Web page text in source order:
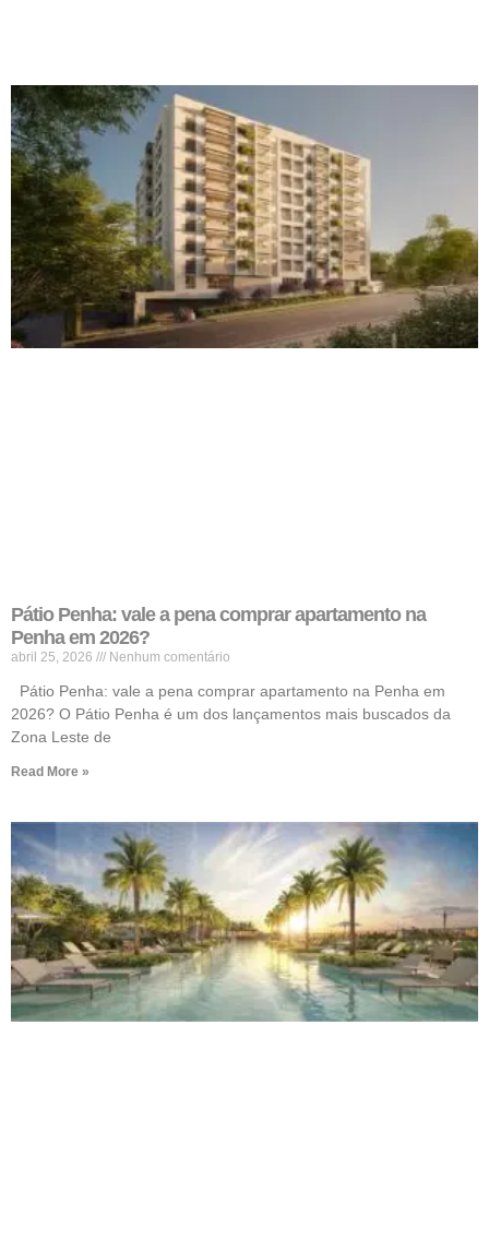
Pátio Penha: vale a pena comprar apartamento na
Penha em 2026?
abril 25, 2026 Nenhum comentário
Pátio Penha: vale a pena comprar apartamento na Penha em
2026? O Pátio Penha é um dos lançamentos mais buscados da
Zona Leste de
Read More »